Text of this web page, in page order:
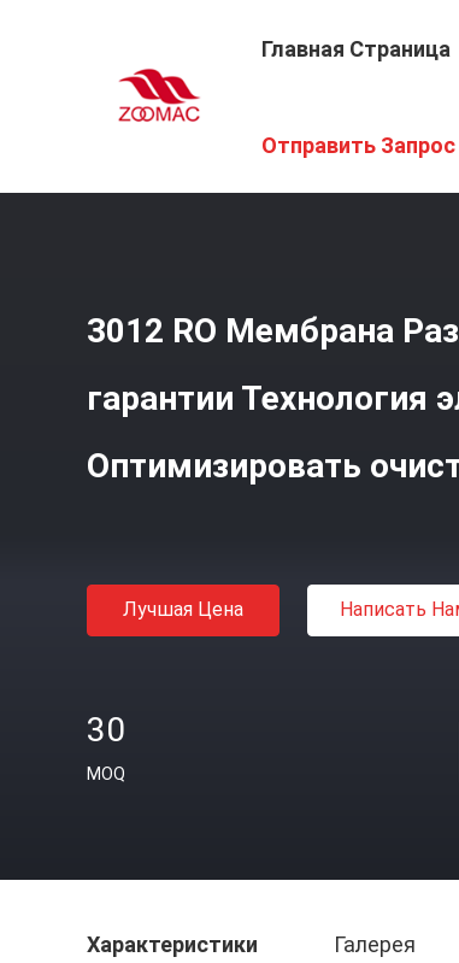
Главная Страница
Отправить Запрос
3012 RO Мембрана
гарантии Технология
Оптимизировать
Лучшая Цена Написать
30
MOQ
Характеристики Галерея